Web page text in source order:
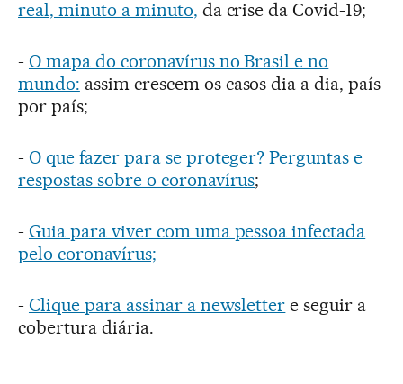
real, minuto a minuto, da crise da Covid-19;
- O mapa do coronavírus no Brasil e no
mundo: assim crescem os casos dia a dia, país
por país;
- O que fazer para se proteger? Perguntas e
respostas sobre o coronavírus;
- Guia para viver com uma pessoa infectada
pelo coronavírus;
- Clique para assinar a newsletter e seguir a
cobertura diária.